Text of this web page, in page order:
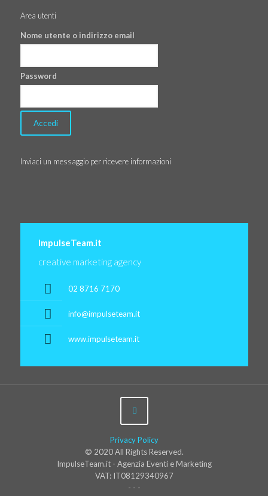
Area utenti
Nome utente o indirizzo email
Password
Inviaci un messaggio per ricevere informazioni
ImpulseTeam.it
creative marketing agency
02 8716 7170
info@impulseteam.it
www.impulseteam.it
Privacy Policy
© 2020 All Rights Reserved.
ImpulseTeam.it - Agenzia Eventi e Marketing
VAT: IT08129340967
- - -